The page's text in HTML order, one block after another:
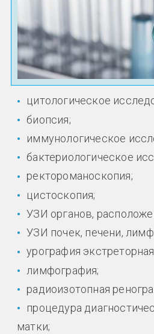
цитологическое
биопсия;
иммунологическое
бактериологическое
ректороманоскопия;
цистоскопия;
УЗИ органов,
УЗИ почек, печени,
урография
лимфография;
радиоизотопная
процедура
матки;